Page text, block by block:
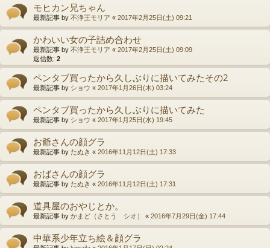
モヒカン兄ちゃん
最新記事 by 不浄王モリア « 2017年2月25日(土) 09:21
かわいい女の子詰め合わせ
最新記事 by 不浄王モリア « 2017年2月25日(土) 09:09
返信数: 2
ペンタブ買ったから久しぶりに描いてみたその2
最新記事 by ショウ « 2017年1月26日(木) 03:24
ペンタブ買ったから久しぶりに描いてみた
最新記事 by ショウ « 2017年1月25日(水) 19:45
お爺さんの顔グラ
最新記事 by たぬき « 2016年11月12日(土) 17:33
おばさんの顔グラ
最新記事 by たぬき « 2016年11月12日(土) 17:31
道具屋のおやじとか。
最新記事 by かまど（さとう シオ） « 2016年7月29日(金) 17:44
中華系少年立ち絵＆顔グラ